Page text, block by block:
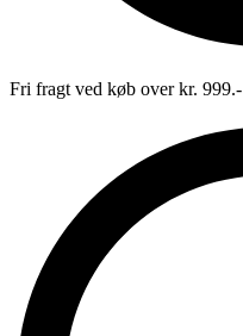
Fri fragt ved køb over kr. 999.-